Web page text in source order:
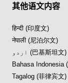
其他语文内容
हिन्दी (印度文)
नेपाली (尼泊尔文)
اردو (巴基斯坦文)
Bahasa Indonesia
Tagalog (菲律宾文)